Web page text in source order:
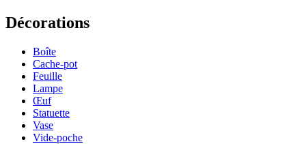
Décorations
Boîte
Cache-pot
Feuille
Lampe
Œuf
Statuette
Vase
Vide-poche